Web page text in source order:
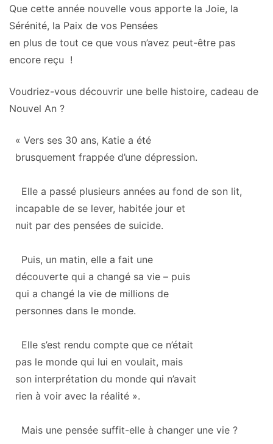
Que cette année nouvelle vous apporte la Joie, la
Sérénité, la Paix de vos Pensées
en plus de tout ce que vous n’avez peut-être pas
encore reçu !
Voudriez-vous découvrir une belle histoire, cadeau de
Nouvel An ?
« Vers ses 30 ans, Katie a été
brusquement frappée d’une dépression.
Elle a passé plusieurs années au fond de son lit,
incapable de se lever, habitée jour et
nuit par des pensées de suicide.
Puis, un matin, elle a fait une
découverte qui a changé sa vie – puis
qui a changé la vie de millions de
personnes dans le monde.
Elle s’est rendu compte que ce n’était
pas le monde qui lui en voulait, mais
son interprétation du monde qui n’avait
rien à voir avec la réalité ».
Mais une pensée suffit-elle à changer une vie ?